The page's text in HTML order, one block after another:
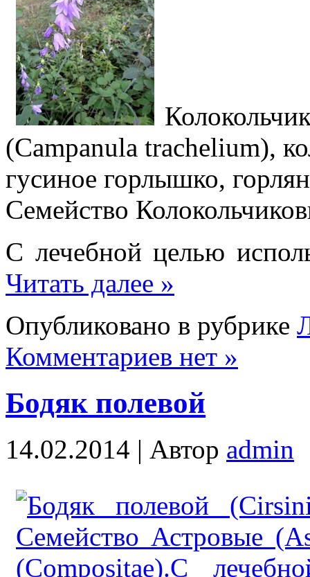
(Campanula trachelium),
гусиное горлышко,
Семейство
С лечебной целью
Читать далее »
Опубликовано в рубрике
Комментариев нет »
Бодяк полевой
14.02.2014 | Автор admin